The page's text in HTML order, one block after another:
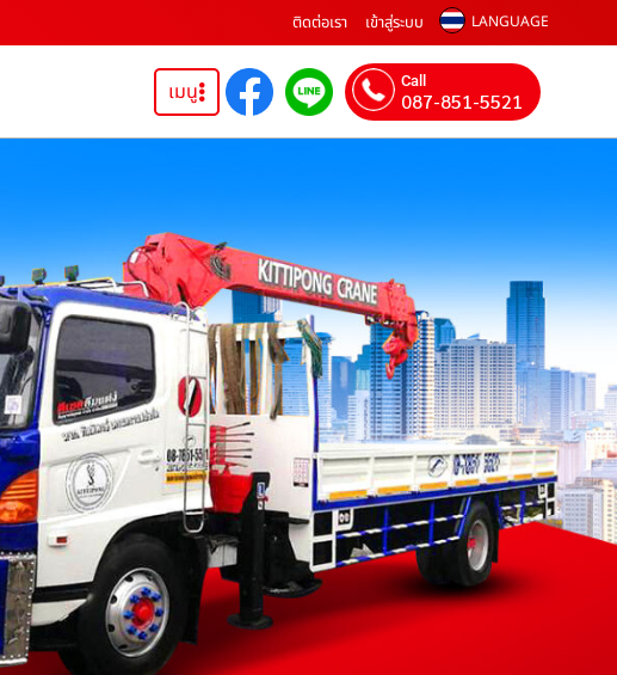
ติดต่อเรา เข้าสู่ระบบ LANGUAGE
เมนู Call
087-851-5521